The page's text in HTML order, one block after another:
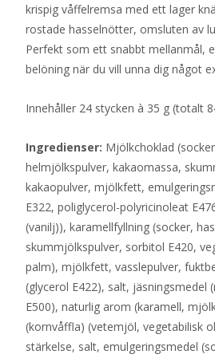
krispig våffelremsa med ett lager
rostade hasselnötter, omsluten av
Perfekt som ett snabbt mellanmål,
belöning när du vill unna dig något
Innehåller 24 stycken à 35 g (totalt
Ingredienser: Mjölkchoklad
helmjölkspulver, kakaomassa,
kakaopulver, mjölkfett,
E322, poliglycerol-polyricinoleat
(vanilj)), karamellfyllning (socker,
skummjölkspulver, sorbitol E420,
palm), mjölkfett, vasslepulver,
(glycerol E422), salt, jäsningsmedel
E500), naturlig arom (karamell,
(kornvåffla) (vetemjöl, vegetabilisk
stärkelse, salt, emulgeringsmedel